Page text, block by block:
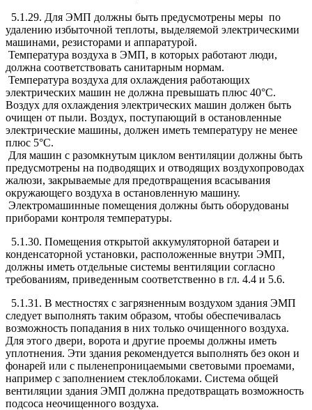
5.1.29. Для ЭМП должны быть предусмотрены меры по
удалению избыточной теплоты, выделяемой электрическими
машинами, резисторами и аппаратурой.
Температура воздуха в ЭМП, в которых работают люди,
должна соответствовать санитарным нормам.
Температура воздуха для охлаждения работающих
электрических машин не должна превышать плюс 40°С.
Воздух для охлаждения электрических машин должен быть
очищен от пыли. Воздух, поступающий в остановленные
электрические машины, должен иметь температуру не менее
плюс 5°С.
Для машин с разомкнутым циклом вентиляции должны быть
предусмотрены на подводящих и отводящих воздухопроводах
жалюзи, закрываемые для предотвращения всасывания
окружающего воздуха в остановленную машину.
Электромашинные помещения должны быть оборудованы
приборами контроля температуры.
5.1.30. Помещения открытой аккумуляторной батареи и
конденсаторной установки, расположенные внутри ЭМП,
должны иметь отдельные системы вентиляции согласно
требованиям, приведенным соответственно в гл. 4.4 и 5.6.
5.1.31. В местностях с загрязненным воздухом здания ЭМП
следует выполнять таким образом, чтобы обеспечивалась
возможность попадания в них только очищенного воздуха.
Для этого двери, ворота и другие проемы должны иметь
уплотнения. Эти здания рекомендуется выполнять без окон и
фонарей или с пыленепроницаемыми световыми проемами,
например с заполнением стеклоблоками. Система общей
вентиляции здания ЭМП должна предотвращать возможность
подсоса неочищенного воздуха.